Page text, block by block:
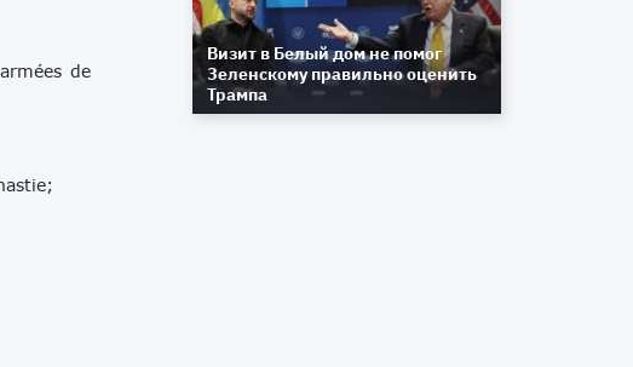
de
Визит в Белый дом не помог
Зеленскому правильно оценить
Трампа